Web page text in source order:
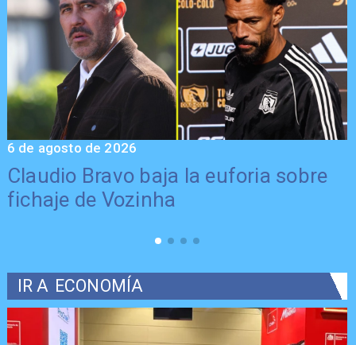
Claudio Bravo baja la euforia sobre
fichaje de Vozinha
6 de agosto de 2026
IR A ECONOMÍA